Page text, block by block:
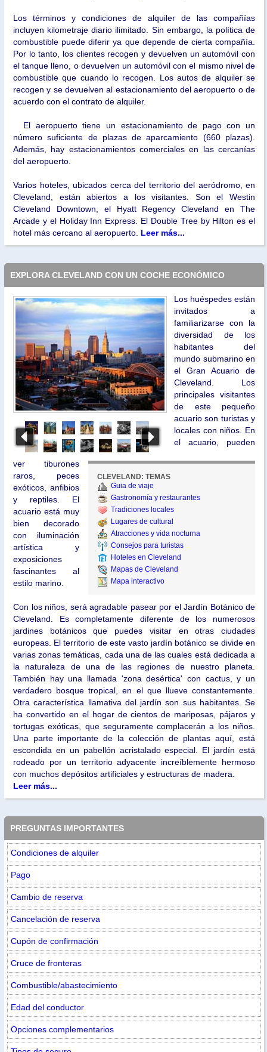
Los términos y condiciones de alquiler de las compañías
incluyen kilometraje diario ilimitado. Sin embargo, la política de
combustible puede diferir ya que depende de cierta compañía.
Por lo tanto, los clientes recogen y devuelven un automóvil con
el tanque lleno, o devuelven un automóvil con el mismo nivel de
combustible que cuando lo recogen. Los autos de alquiler se
recogen y se devuelven al estacionamiento del aeropuerto o de
acuerdo con el contrato de alquiler.
El aeropuerto tiene un estacionamiento de pago con un
número suficiente de plazas de aparcamiento (660 plazas).
Además, hay estacionamientos comerciales en las cercanías
del aeropuerto.
Varios hoteles, ubicados cerca del territorio del aeródromo, en
Cleveland, están abiertos a los visitantes. Son el Westin
Cleveland Downtown, el Hyatt Regency Cleveland en The
Arcade y el Holiday Inn Express. El Double Tree by Hilton es el
hotel más cercano al aeropuerto. Leer más...
EXPLORA CLEVELAND CON UN COCHE ECONÓMICO
CLEVELAND: TEMAS
Guia de viaje
Gastronomía y restaurantes
Tradiciones locales
Lugares de cultural
Atracciones y vida nocturna
Consejos para turistas
Hoteles en Cleveland
Mapas de Cleveland
Mapa interactivo
Los huéspedes están
invitados a
familiarizarse con la
diversidad de los
habitantes del
mundo submarino en
el Gran Acuario de
Cleveland. Los
principales visitantes
de este pequeño
acuario son turistas y
locales con niños. En
el acuario, pueden
ver tiburones
raros, peces
exóticos, anfibios
y reptiles. El
acuario está muy
bien decorado
con iluminación
artística y
exposiciones
fascinantes al
estilo marino.
Con los niños, será agradable pasear por el Jardín Botánico de
Cleveland. Es completamente diferente de los numerosos
jardines botánicos que puedes visitar en otras ciudades
europeas. El territorio de este vasto jardín botánico se divide en
varias zonas temáticas, cada una de las cuales está dedicada a
la naturaleza de una de las regiones de nuestro planeta.
También hay una llamada 'zona desértica' con cactus, y un
verdadero bosque tropical, en el que llueve constantemente.
Otra característica llamativa del jardín son sus habitantes. Se
ha convertido en el hogar de cientos de mariposas, pájaros y
tortugas exóticas, que seguramente complacerán a los niños.
Una parte importante de la colección de plantas aquí, está
escondida en un pabellón acristalado especial. El jardín está
rodeado por un territorio adyacente increíblemente hermoso
con muchos depósitos artificiales y estructuras de madera.
Leer más...
PREGUNTAS IMPORTANTES
Condiciones de alquiler
Pago
Cambio de reserva
Cancelación de reserva
Cupón de confirmación
Cruce de fronteras
Combustible/abastecimiento
Edad del conductor
Opciones complementarios